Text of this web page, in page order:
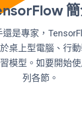
還是專家，
桌上型電腦、行
模型。如要開始
列各節。